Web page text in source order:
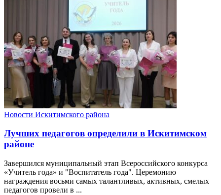
Новости Искитимского района
Лучших педагогов определили в Искитимском
районе
Завершился муниципальный этап Всероссийского конкурса
«Учитель года» и "Воспитатель года". Церемонию
награждения восьми самых талантливых, активных, смелых
педагогов провели в ...